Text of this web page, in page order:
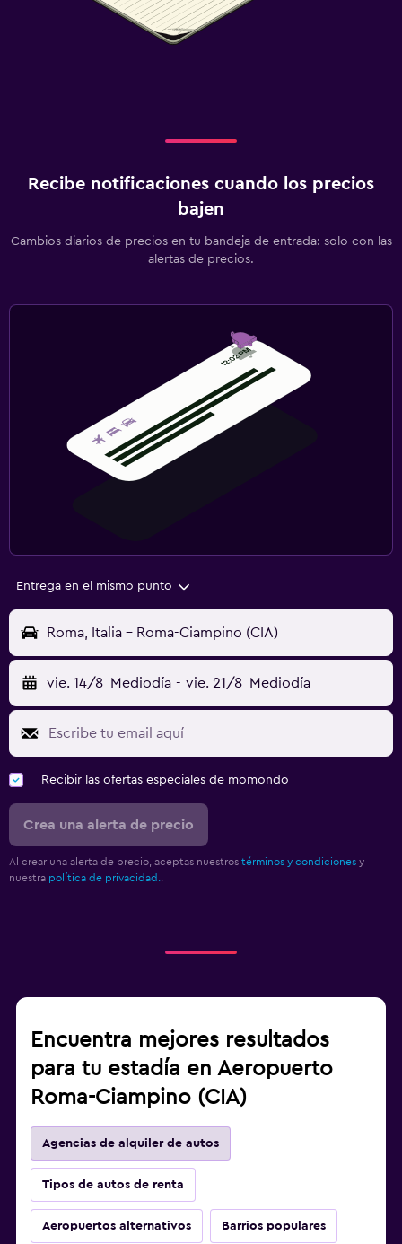
Recibe notificaciones cuando los precios
bajen
Cambios diarios de precios en tu bandeja de entrada: solo con las
alertas de precios.
Entrega en el mismo punto
Roma, Italia - Roma-Ciampino (CIA)
vie. 14/8 Mediodía - vie. 21/8 Mediodía
Recibir las ofertas especiales de momondo
Crea una alerta de precio
Al crear una alerta de precio, aceptas nuestros términos y condiciones y
nuestra política de privacidad..
Encuentra mejores resultados
para tu estadía en Aeropuerto
Roma-Ciampino (CIA)
Agencias de alquiler de autos
Tipos de autos de renta
Aeropuertos alternativos Barrios populares